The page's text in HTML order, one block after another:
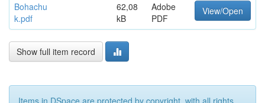
Bohachu
k.pdf
62,08
kB
Adobe
PDF
View/Open
Show full item record
Items in DSpace are protected by copyright, with all rights